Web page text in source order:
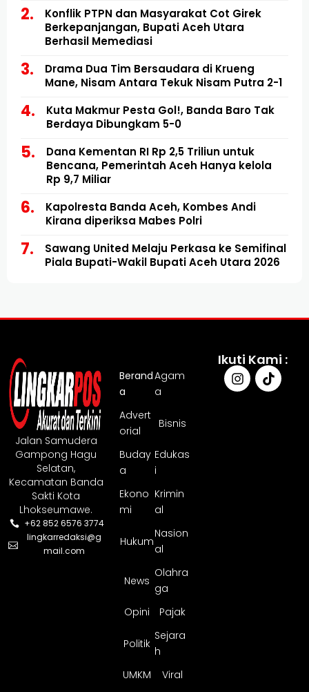
Konflik PTPN dan Masyarakat Cot Girek
Berkepanjangan, Bupati Aceh Utara
Berhasil Memediasi
Drama Dua Tim Bersaudara di Krueng
Mane, Nisam Antara Tekuk Nisam Putra 2-1
Kuta Makmur Pesta Gol!, Banda Baro Tak
Berdaya Dibungkam 5-0
Dana Kementan RI Rp 2,5 Triliun untuk
Bencana, Pemerintah Aceh Hanya kelola
Rp 9,7 Miliar
Kapolresta Banda Aceh, Kombes Andi
Kirana diperiksa Mabes Polri
Sawang United Melaju Perkasa ke Semifinal
Piala Bupati-Wakil Bupati Aceh Utara 2026
Jalan Samudera
Gampong Hagu
Selatan,
Kecamatan Banda
Sakti Kota
Lhokseumawe.
+62 852 6576 3774
lingkarredaksi@g
mail.com
Berand
a
Agam
a
Advert
orial
Bisnis
Buday
a
Edukas
i
Ekono
mi
Krimin
al
Hukum
Nasion
al
News
Olahra
ga
Opini
Pajak
Politik
Sejara
h
UMKM
Viral
Ikuti Kami :